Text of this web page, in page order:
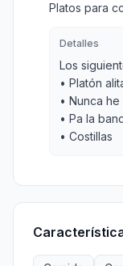
Platos para
Detalles
Los
• Platón
• Nunca
• Pa la
• Costillas